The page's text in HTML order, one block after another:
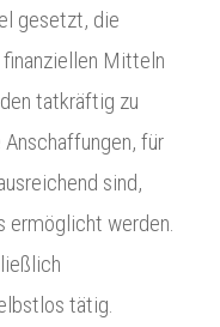
gesetzt, die
Mitteln
tatkräftig zu
für
sind,
ermöglicht werden.
tätig.